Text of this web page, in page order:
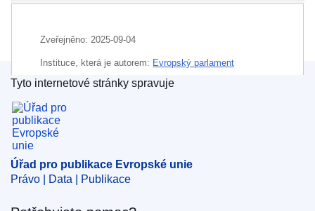
Zveřejněno: 2025-09-04
Instituce, která je autorem: Evropský parlament
Úřad pro publikace Evropské unie
Tyto internetové stránky spravuje
Úřad pro publikace Evropské unie
Právo | Data | Publikace